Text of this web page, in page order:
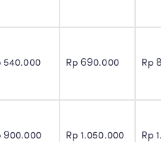
540.000 Rp 690.000 Rp
900.000 Rp 1.050.000 Rp